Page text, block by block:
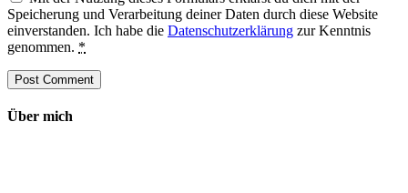
Speicherung und Verarbeitung deiner Daten durch diese Website
einverstanden. Ich habe die Datenschutzerklärung zur Kenntnis
genommen. *
Über mich